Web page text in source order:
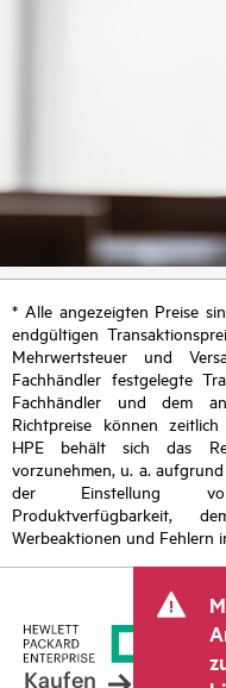
* Alle angezeigten Preise
endgültigen
Mehrwertsteuer und
Fachhändler festgelegte
Fachhändler und dem
Richtpreise können
HPE behält sich das
vorzunehmen, u. a.
der Einstellung
Produktverfügbarkeit,
Werbeaktionen und Fehlern
Kaufen